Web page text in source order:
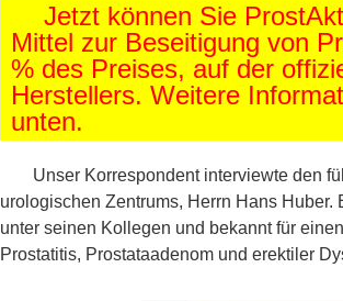
Jetzt können Sie
Mittel zur Beseitigung von
% des Preises, auf der
Herstellers. Weitere
unten.
Unser Korrespondent interviewte den
urologischen Zentrums, Herrn Hans
unter seinen Kollegen und bekannt für
Prostatitis, Prostataadenom und erektiler